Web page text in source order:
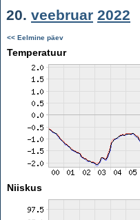
20. veebruar 2022
<< Eelmine päev
Temperatuur
Niiskus